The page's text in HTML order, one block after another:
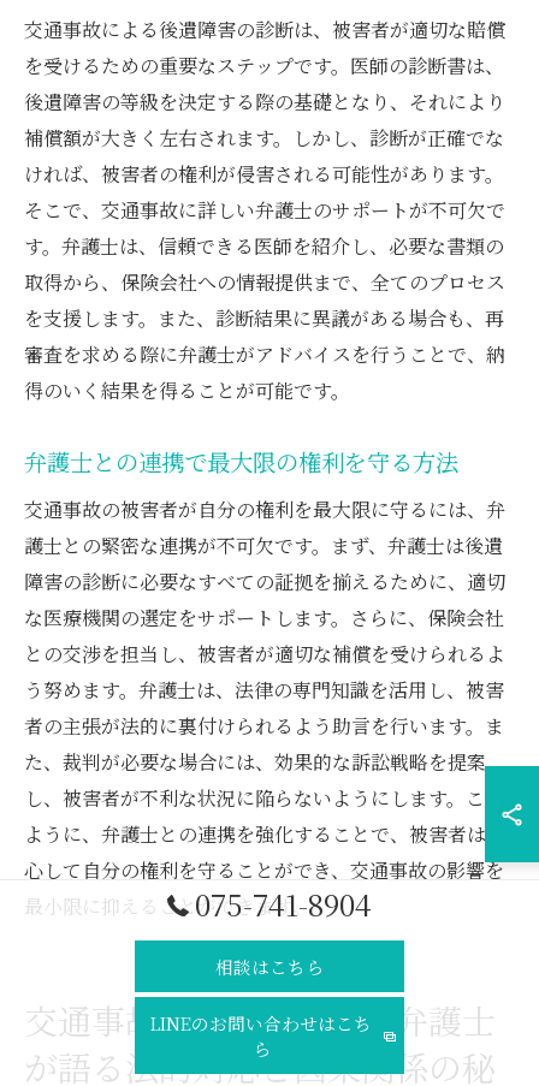
交通事故による後遺障害の診断は、被害者が適切な賠償
を受けるための重要なステップです。医師の診断書は、
後遺障害の等級を決定する際の基礎となり、それにより
補償額が大きく左右されます。しかし、診断が正確でな
ければ、被害者の権利が侵害される可能性があります。
そこで、交通事故に詳しい弁護士のサポートが不可欠で
す。弁護士は、信頼できる医師を紹介し、必要な書類の
取得から、保険会社への情報提供まで、全てのプロセス
を支援します。また、診断結果に異議がある場合も、再
審査を求める際に弁護士がアドバイスを行うことで、納
得のいく結果を得ることが可能です。
弁護士との連携で最大限の権利を守る方法
交通事故の被害者が自分の権利を最大限に守るには、弁
護士との緊密な連携が不可欠です。まず、弁護士は後遺
障害の診断に必要なすべての証拠を揃えるために、適切
な医療機関の選定をサポートします。さらに、保険会社
との交渉を担当し、被害者が適切な補償を受けられるよ
う努めます。弁護士は、法律の専門知識を活用し、被害
者の主張が法的に裏付けられるよう助言を行います。ま
た、裁判が必要な場合には、効果的な訴訟戦略を提案
し、被害者が不利な状況に陥らないようにします。この
ように、弁護士との連携を強化することで、被害者は安
心して自分の権利を守ることができ、交通事故の影響を
最小限に抑えることができます。
交通事故による後遺障害弁護士
が語る法的対応と因果関係の秘
075-741-8904
相談はこちら
LINEのお問い合わせはこち
ら